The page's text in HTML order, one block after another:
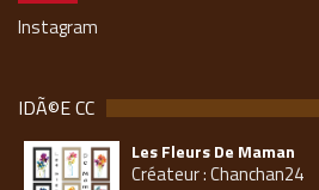
Instagram
IDÃ©E CC
Les Fleurs De Maman
Créateur : Chanchan24